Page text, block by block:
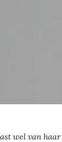
wel van haar